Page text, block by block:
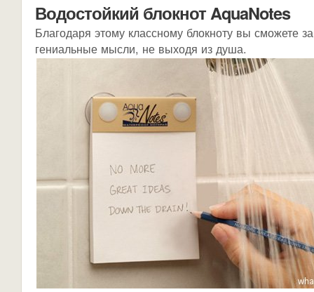
Водостойкий блокнот AquaNotes
Благодаря этому классному блокноту вы сможете
гениальные мысли, не выходя из душа.